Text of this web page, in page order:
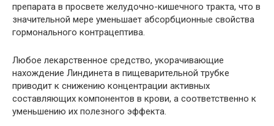
препарата в просвете желудочно-кишечного тракта, что в
значительной мере уменьшает абсорбционные свойства
гормонального контрацептива.
Любое лекарственное средство, укорачивающие
нахождение Линдинета в пищеварительной трубке
приводит к снижению концентрации активных
составляющих компонентов в крови, а соответственно к
уменьшению их полезного эффекта.